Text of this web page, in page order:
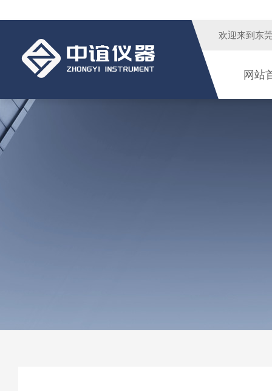
欢迎来到 东
网站